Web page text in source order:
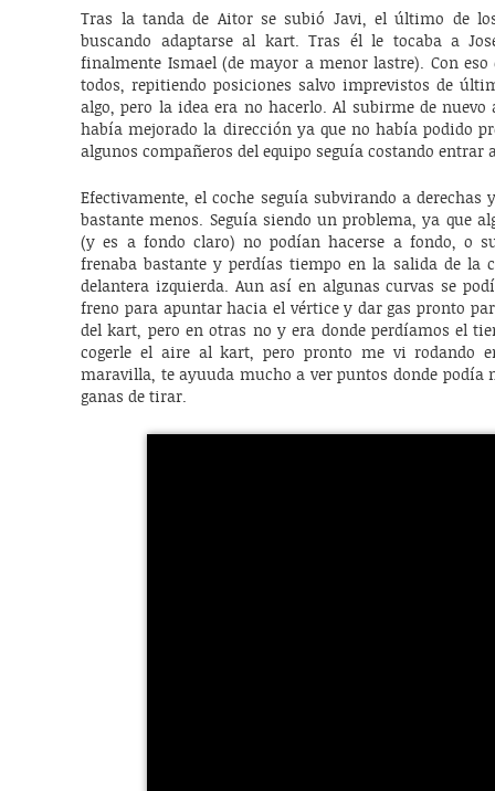
Tras la tanda de Aitor se subió Javi, el último de
buscando adaptarse al kart. Tras él le tocaba a
finalmente Ismael (de mayor a menor lastre). Con
todos, repitiendo posiciones salvo imprevistos de
algo, pero la idea era no hacerlo. Al subirme de
había mejorado la dirección ya que no había podido
algunos compañeros del equipo seguía costando entrar
Efectivamente, el coche seguía subvirando a derechas
bastante menos. Seguía siendo un problema, ya que
(y es a fondo claro) no podían hacerse a fondo, o
frenaba bastante y perdías tiempo en la salida de la
delantera izquierda. Aun así en algunas curvas se
freno para apuntar hacia el vértice y dar gas pronto
del kart, pero en otras no y era donde perdíamos el
cogerle el aire al kart, pero pronto me vi rodando
maravilla, te ayuuda mucho a ver puntos donde podía
ganas de tirar.